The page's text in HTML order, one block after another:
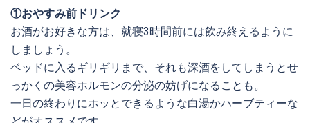
①おやすみ前ドリンク
お酒がお好きな方は、就寝3時間前には飲み終えるように
しましょう。
ベッドに入るギリギリまで、それも深酒をしてしまうとせ
っかくの美容ホルモンの分泌の妨げになることも。
一日の終わりにホッとできるような白湯かハーブティーな